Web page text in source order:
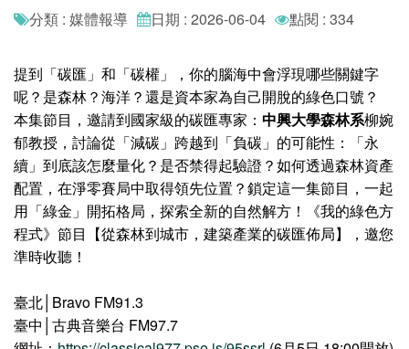
分類 : 媒體報導 日期 : 2026-06-04 點閱 : 334
提到「碳匯」和「碳權」，你的腦海中會浮現哪些關鍵字
呢？是森林？海洋？還是資本家為自己開脫的綠色口號？
本集節目，邀請到國家級的碳匯專家： 中興大學森林系柳婉
郁教授，討論從「減碳」跨越到「負碳」的可能性：「永
續」到底該怎麼量化？是否禁得起驗證？如何透過森林資產
配置，在淨零賽局中取得領先位置？鎖定這一集節目，一起
用「綠金」開拓格局，探索全新的自然解方！《我的綠色方
程式》節目【從森林到城市，建築產業的碳匯佈局】，邀您
準時收聽！
臺北│Bravo FM91.3
臺中│古典音樂台 FM97.7